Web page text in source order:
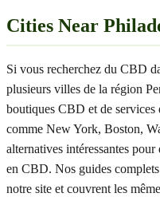
Cities Near
Si vous recherchez du CBD
plusieurs villes de la région
boutiques CBD et de
comme New York, Boston,
alternatives intéressantes
en CBD. Nos guides
notre site et couvrent les